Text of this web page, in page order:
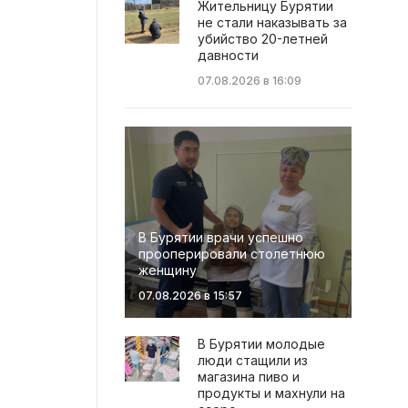
Жительницу Бурятии
не стали наказывать за
убийство 20-летней
давности
07.08.2026 в 16:09
В Бурятии врачи успешно
прооперировали столетнюю
женщину
07.08.2026 в 15:57
В Бурятии молодые
люди стащили из
магазина пиво и
продукты и махнули на